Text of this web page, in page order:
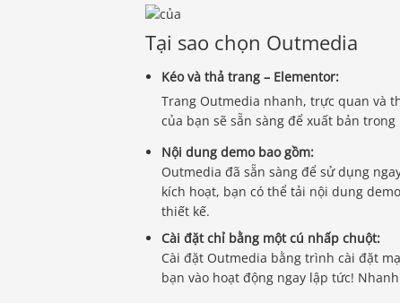
Tại sao chọn Outmedia
Kéo và thả trang – Elementor:
Trang Outmedia nhanh, trực quan và
của bạn sẽ sẵn sàng để xuất bản
Nội dung demo bao gồm:
Outmedia đã sẵn sàng để sử dụng
kích hoạt, bạn có thể tải nội dung
thiết kế.
Cài đặt chỉ bằng một cú nhấp chuột:
Cài đặt Outmedia bằng trình cài đặt
bạn vào hoạt động ngay lập tức!